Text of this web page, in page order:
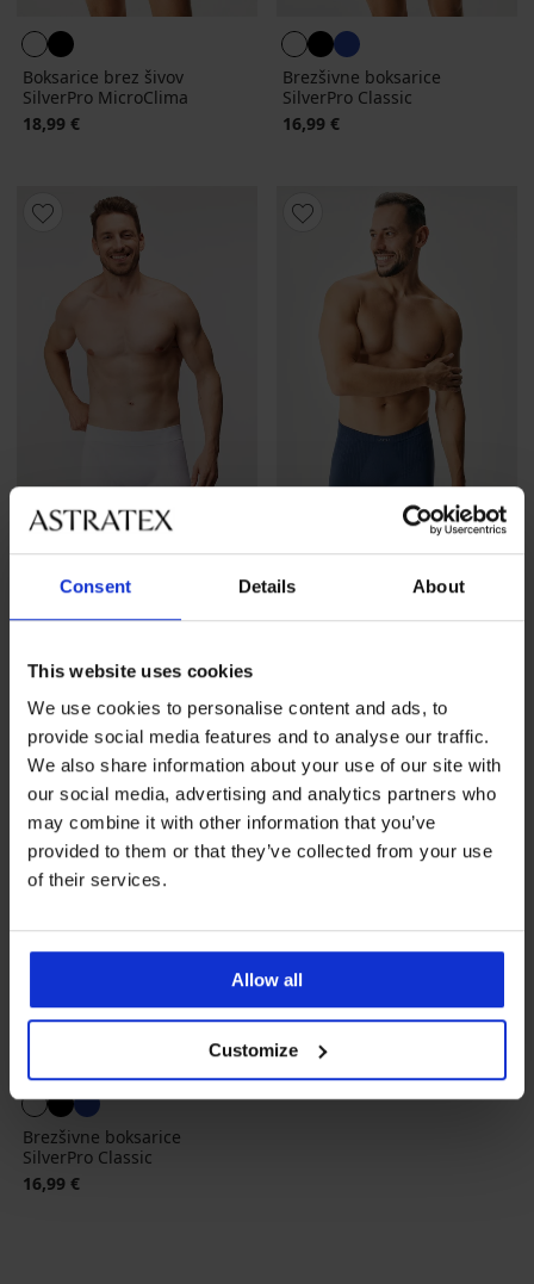
Consent Details About
This website uses cookies
We use cookies to personalise content and ads, to
provide social media features and to analyse our traffic.
We also share information about your use of our site with
our social media, advertising and analytics partners who
may combine it with other information that you’ve
provided to them or that they’ve collected from your use
of their services.
Allow all
Customize
Boksarice brez šivov
SilverPro MicroClima
18,99 €
Brezšivne boksarice
SilverPro Classic
16,99 €
SilverPro MicroClima
SilverPro Classic
Brezšivne boksarice
SilverPro Classic
16,99 €